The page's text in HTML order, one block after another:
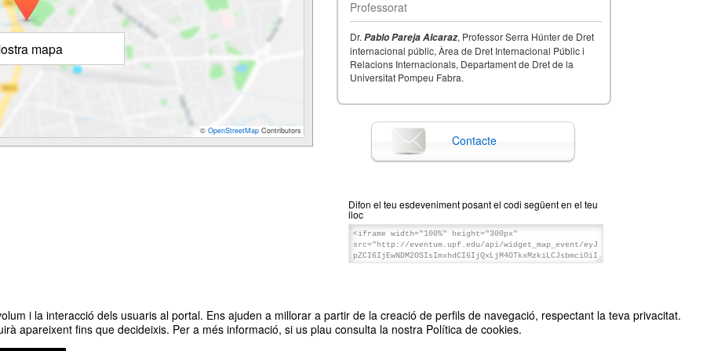
i la interacció dels usuaris al portal. Ens ajuden a millorar a partir de la creació de perfils de navegació, respectant la teva privacitat.
apareixent fins que decideixis. Per a més informació, si us plau consulta la nostra Política de cookies.
mapa
© OpenStreetMap Contributors
Professorat
Dr. Pablo Pareja Alcaraz, Professor Serra Húnter de Dret
internacional públic, Àrea de Dret Internacional Públic i
Relacions Internacionals, Departament de Dret de la
Universitat Pompeu Fabra.
Contacte
Difon el teu esdeveniment posant el codi següent en el teu
lloc
2023-24 Organitzat per UNSA Barcelona i Facultat d'Humanitats de la UPF